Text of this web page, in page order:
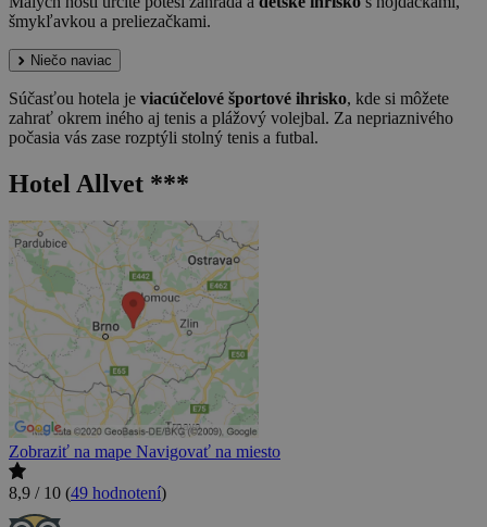
šmykľavkou a preliezačkami.
Niečo naviac
Súčasťou hotela je viacúčelové športové ihrisko, kde si môžete
zahrať okrem iného aj tenis a plážový volejbal. Za nepriaznivého
počasia vás zase rozptýli stolný tenis a futbal.
Hotel Allvet ***
Zobraziť na mape Navigovať na miesto
8,9 / 10 (49 hodnotení)